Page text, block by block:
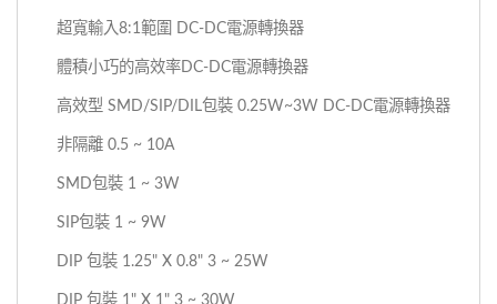
超寬輸入8:1範圍 DC-DC電源轉換器
體積小巧的高效率DC-DC電源轉換器
高效型 SMD/SIP/DIL包裝 0.25W~3W DC-DC電源轉換器
非隔離 0.5 ~ 10A
SMD包裝 1 ~ 3W
SIP包裝 1 ~ 9W
DIP 包裝 1.25" X 0.8" 3 ~ 25W
DIP 包裝 1" X 1" 3 ~ 30W